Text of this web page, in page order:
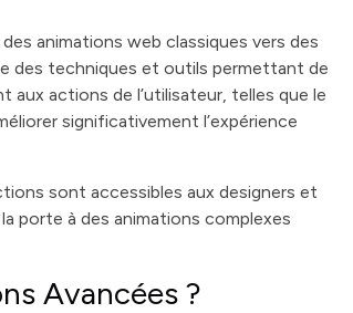
animations web classiques vers des
des techniques et outils permettant de
actions de l’utilisateur, telles que le
significativement l’expérience
sont accessibles aux designers et
porte à des animations complexes
Avancées ?